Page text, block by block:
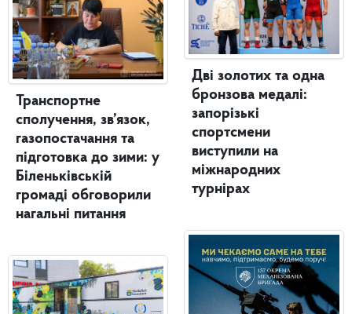
Транспортне
сполучення, зв’язок,
газопостачання та
підготовка до зими: у
Біленьківській
громаді обговорили
нагальні питання
Дві золотих та одна
бронзова медалі:
запорізькі
спортсмени
виступили на
міжнародних
турнірах